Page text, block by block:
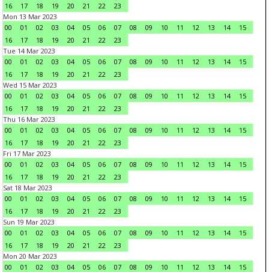
16 17 18 19 20 21 22
23
Mon 13 Mar 2023
00
01 02 03 04 05 06 07 08 09 10 11 12 13 14
15
16
17 18 19 20 21 22
23
Tue 14 Mar 2023
00
01 02 03 04 05 06 07 08 09 10 11 12 13 14
15
16
17 18 19 20 21 22
23
Wed 15 Mar 2023
00
01 02 03 04 05 06 07 08 09 10 11 12 13 14
15
16
17 18 19 20 21 22
23
Thu 16 Mar 2023
00
01 02 03 04 05 06 07 08 09 10 11 12 13 14
15
16
17 18 19 20 21 22
23
Fri 17 Mar 2023
00
01 02 03 04 05 06 07 08 09 10 11 12 13 14
15
16
17 18 19 20 21 22
23
Sat 18 Mar 2023
00
01 02 03 04 05 06 07 08 09 10 11 12 13 14
15
16
17 18 19 20 21 22
23
Sun 19 Mar 2023
00
01 02 03 04 05 06 07 08 09 10 11 12 13 14
15
16
17 18 19 20 21 22
23
Mon 20 Mar 2023
00
01 02 03 04 05 06 07 08 09 10 11 12 13 14
15